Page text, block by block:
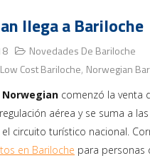
llega a Bariloche
Novedades De Bariloche
Cost Bariloche, Norwegian
comenzó la venta
aérea y se suma a las
circuito turístico nacional.
en Bariloche para personas